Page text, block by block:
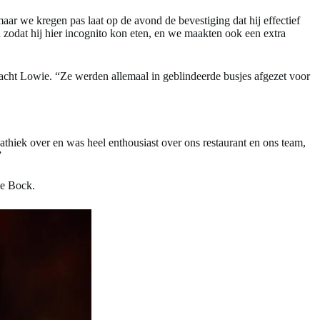
we kregen pas laat op de avond de bevestiging dat hij effectief
hij hier incognito kon eten, en we maakten ook een extra
Lowie. “Ze werden allemaal in geblindeerde busjes afgezet voor
over en was heel enthousiast over ons restaurant en ons team,
Bock.